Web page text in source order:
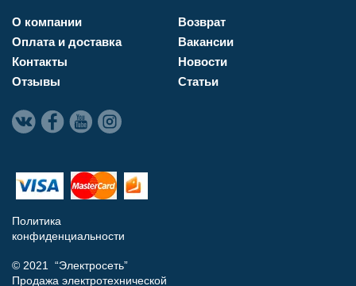
О компании
Оплата и доставка
Контакты
Отзывы
Возврат
Вакансии
Новости
Статьи
Политика
конфиденциальности
© 2021 “Электросеть”
Продажа электротехнической